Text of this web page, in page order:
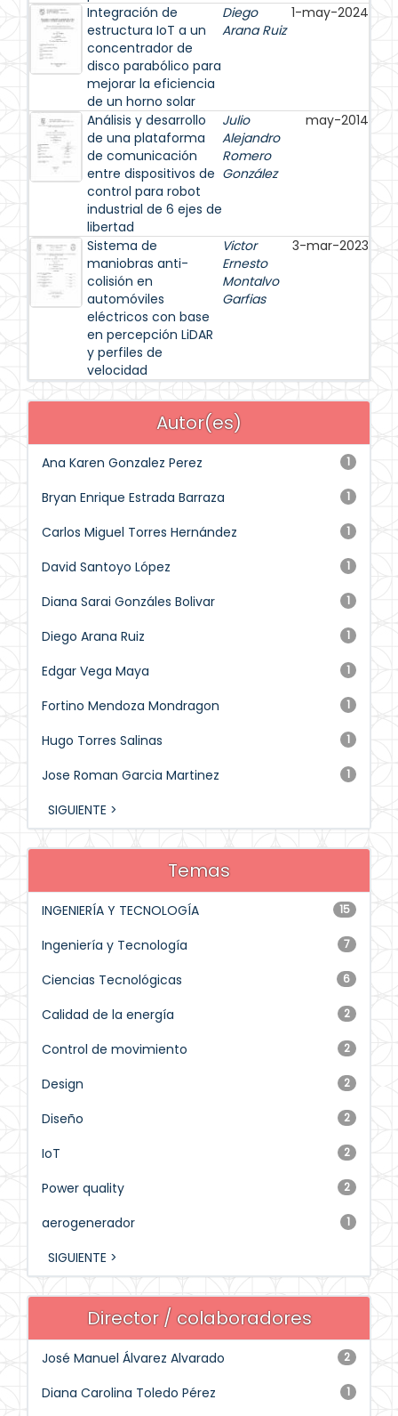
Integración de
estructura IoT a un
concentrador de
disco parabólico para
mejorar la eficiencia
de un horno solar
Diego
Arana Ruiz
1-may-2024
Análisis y desarrollo
de una plataforma
de comunicación
entre dispositivos de
control para robot
industrial de 6 ejes de
libertad
Julio
Alejandro
Romero
González
may-2014
Sistema de
maniobras anti-
colisión en
automóviles
eléctricos con base
en percepción LiDAR
y perfiles de
velocidad
Victor
Ernesto
Montalvo
Garfias
3-mar-2023
Autor(es)
1
Ana Karen Gonzalez Perez
1
Bryan Enrique Estrada Barraza
1
Carlos Miguel Torres Hernández
1
David Santoyo López
1
Diana Sarai Gonzáles Bolivar
1
Diego Arana Ruiz
1
Edgar Vega Maya
1
Fortino Mendoza Mondragon
1
Hugo Torres Salinas
1
Jose Roman Garcia Martinez
SIGUIENTE >
Temas
15
INGENIERÍA Y TECNOLOGÍA
7
Ingeniería y Tecnología
6
Ciencias Tecnológicas
2
Calidad de la energía
2
Control de movimiento
2
Design
2
Diseño
2
IoT
2
Power quality
1
aerogenerador
SIGUIENTE >
Director / colaboradores
2
José Manuel Álvarez Alvarado
1
Diana Carolina Toledo Pérez